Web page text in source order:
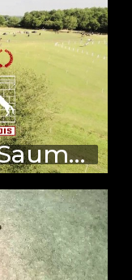
Spring Garden Saumurois drone